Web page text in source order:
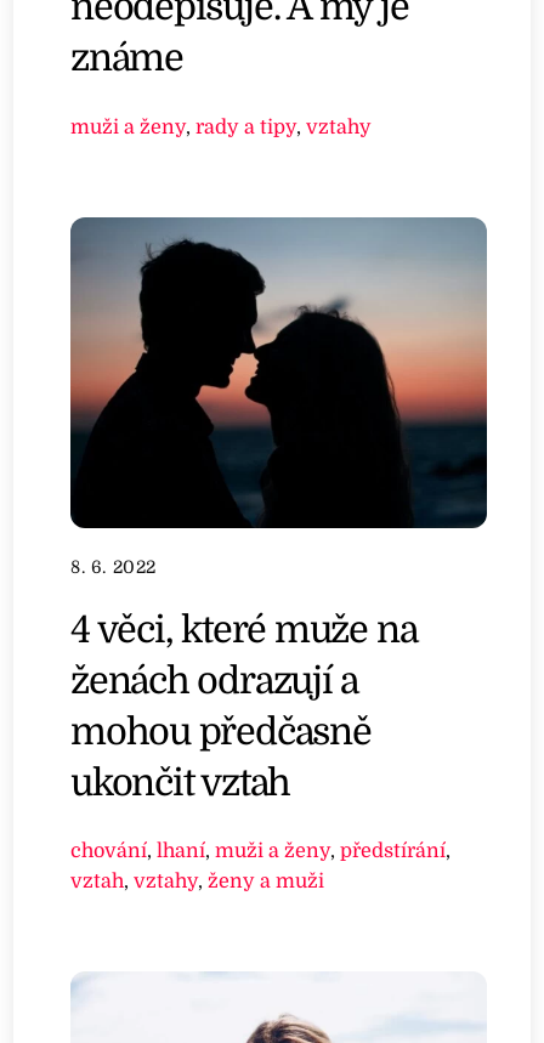
známe
muži a ženy,rady a tipy,vztahy
8. 6. 2022
4 věci, které muže na
ženách odrazují a
mohou předčasně
ukončit vztah
chování,lhaní,muži a ženy,předstírání,
vztah,vztahy,ženy a muži